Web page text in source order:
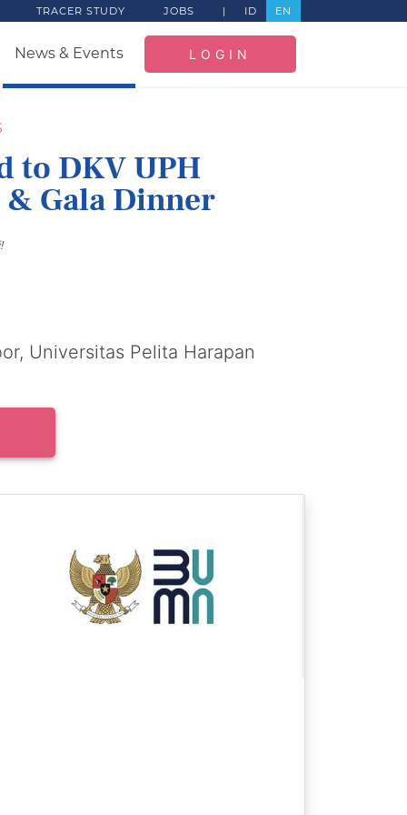
TRACER STUDY JOBS | ID EN
News & Events LOGIN
to DKV UPH
Gala Dinner
Universitas Pelita Harapan